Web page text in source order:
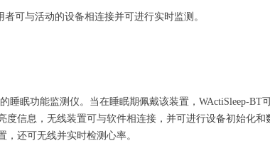
者可与活动的设备相连接并可进行实时监测。
睡眠功能监测仪。当在睡眠期佩戴该装置，WActiSleep-
信息，无线装置可与软件相连接，并可进行设备初始化
，还可无线并实时检测心率。